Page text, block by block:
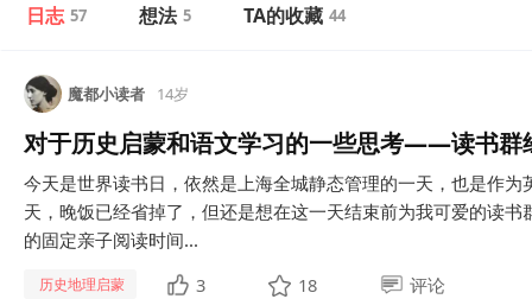
日志 57 想法 5 TA的收藏 44
魔都小读者 14岁
对于历史启蒙和语文学习的一些思考——读书群
今天是世界读书日，依然是上海全城静态管理的一天，也是作
天，晚饭已经省掉了，但还是想在这一天结束前为我可爱的读
的固定亲子阅读时间...
历史地理启蒙 3 18 评论